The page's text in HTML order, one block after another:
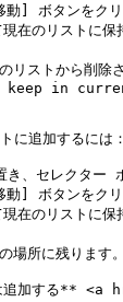
タンをクリ
リストに保
リストから削除
追加するには：
、セレクター
タンをクリ
リストに保
所に残ります。
たは追加す